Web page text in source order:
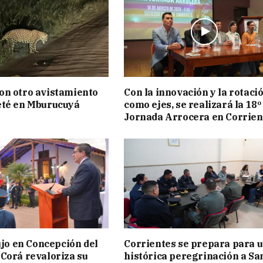
otro avistamiento
en Mburucuyá
Con la innovación y la
como ejes, se realizará la 18º
Jornada Arrocera en
en Concepción del
revaloriza su
Corrientes se prepara para
histórica peregrinación a